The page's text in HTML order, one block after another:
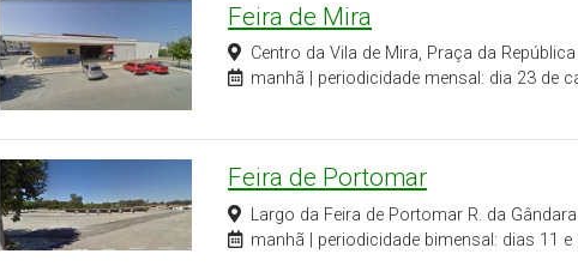
Feira de Mira
Centro da Vila de Mira, Praça da
manhã | periodicidade mensal: dia 23 de
Feira de Portomar
Largo da Feira de Portomar R. da
manhã | periodicidade bimensal: dias 11